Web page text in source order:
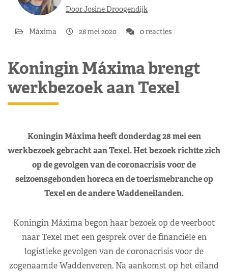
Door Josine Droogendijk
Máxima 28 mei 2020 0 reacties
Koningin Máxima brengt
werkbezoek aan Texel
Koningin Máxima heeft donderdag 28 mei een
werkbezoek gebracht aan Texel. Het bezoek richtte zich
op de gevolgen van de coronacrisis voor de
seizoensgebonden horeca en de toerismebranche op
Texel en de andere Waddeneilanden.
Koningin Máxima begon haar bezoek op de veerboot
naar Texel met een gesprek over de financiële en
logistieke gevolgen van de coronacrisis voor de
zogenaamde Waddenveren. Na aankomst op het eiland